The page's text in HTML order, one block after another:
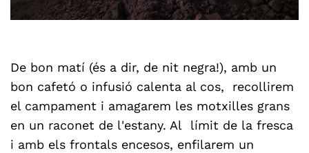
De bon matí (és a dir, de nit negra!), amb un
bon cafetó o infusió calenta al cos, recollirem
el campament i amagarem les motxilles grans
en un raconet de l'estany. Al límit de la fresca
i amb els frontals encesos, enfilarem un